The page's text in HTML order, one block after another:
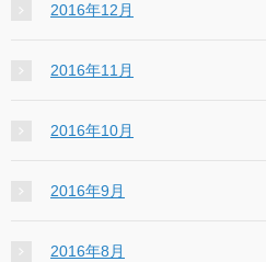
2016年12月
2016年11月
2016年10月
2016年9月
2016年8月